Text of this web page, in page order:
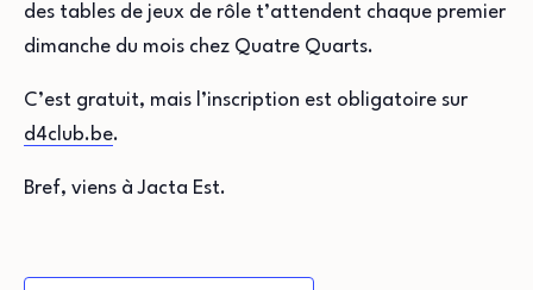
des tables de jeux de rôle t’attendent chaque premier
dimanche du mois chez Quatre Quarts.
C’est gratuit, mais l’inscription est obligatoire sur
d4club.be⁩.
Bref, viens à Jacta Est.